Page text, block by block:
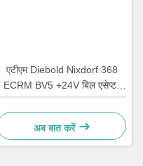
एटीएम Diebold Nixdorf 368
ECRM BV5 +24V बिल एसेप्टर
वैलिडेटर पार्ट्स 49238415000A
अब बात करें